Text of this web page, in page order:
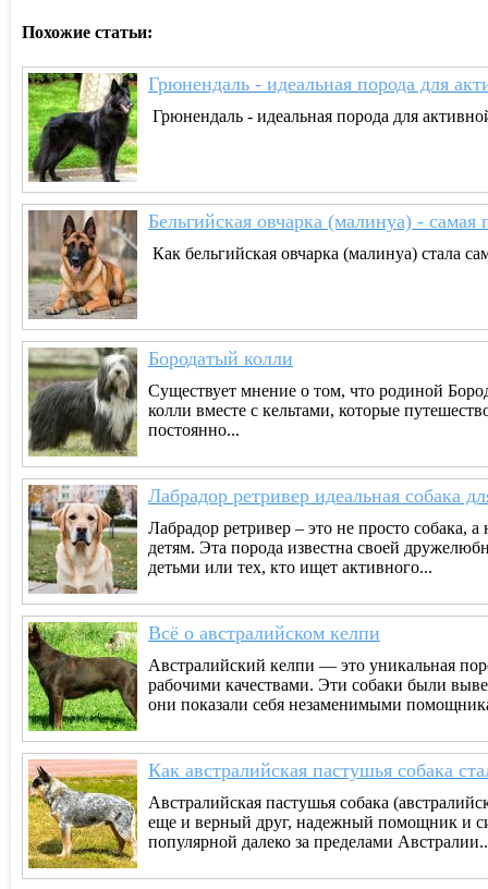
Похожие статьи:
Грюнендаль - идеальная порода для
Грюнендаль - идеальная порода для
Бельгийская овчарка (малинуа) -
Как бельгийская овчарка (малинуа) стала
Бородатый колли
Существует мнение о том, что родиной
колли вместе с кельтами, которые
постоянно...
Лабрадор ретривер идеальная собака
Лабрадор ретривер – это не просто собака,
детям. Эта порода известна своей
детьми или тех, кто ищет активного...
Всё о австралийском келпи
Австралийский келпи — это уникальная
рабочими качествами. Эти собаки были
они показали себя незаменимыми
Как австралийская пастушья собака
Австралийская пастушья собака
еще и верный друг, надежный помощник и
популярной далеко за пределами